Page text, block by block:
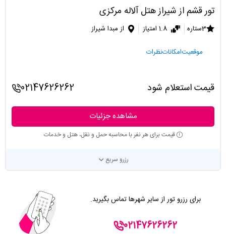
تور قشم از شیراز هتل آلاله مرکزی
3ستاره 1.8 امتیاز از مبدا شیراز
موقعیتامکاناتنظرات
قیمت استعلام شود 02147626262
مشاهده جزئیات
قیمت برای هر نفر با محاسبه حمل و نقل، هتل و خدمات
رزرو سریع
برای رزرو تور از سایر شهرها تماس بگیرید.
02147626262